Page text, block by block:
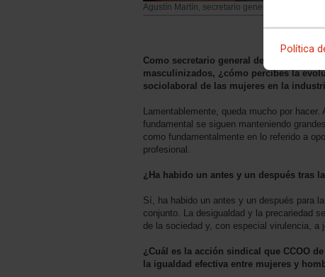
Política
Agustín Martín, secretario general de CCOO de
Como secretario general de una
masculinizados, ¿cómo percibes la
sociolaboral de las mujeres en la
Lamentablemente, queda mucho por
fundamental se siguen manteniendo
como fundamentalmente en lo referido a
profesional.
¿Ha habido un antes y un después tras
Sí, ha habido un antes y un después para
conjunto. La desigualdad y la precariedad
de la sociedad y, con especial virulencia, a
¿Cuál es la acción sindical que CCOO
la igualdad efectiva entre mujeres y